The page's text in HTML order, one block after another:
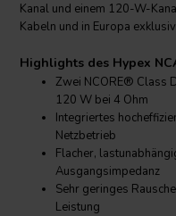
Kanal und einem 120-W-
Kabeln und in Europa
Highlights des Hypex
Zwei NCORE® Class
120 W bei 4 Ohm
Integriertes
Netzbetrieb
Flacher,
Ausgangsimpedanz
Sehr geringes
Leistung